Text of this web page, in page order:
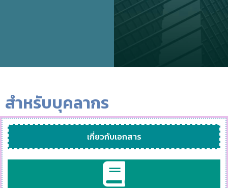
สำหรับบุคลากร
เกี่ยวกับเอกสาร